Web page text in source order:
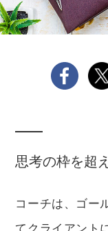
思考の枠を超
コーチは、ゴー